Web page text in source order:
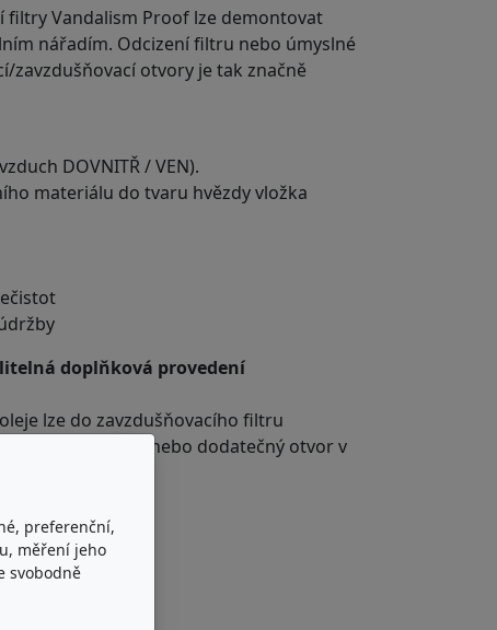
filtry Vandalism Proof lze demontovat
nářadím. Odcizení filtru nebo úmyslné
zavzdušňovací otvory je tak značně
DOVNITŘ / VEN).
materiálu do tvaru hvězdy vložka
doplňková provedení
lze do zavzdušňovacího filtru
měrka nebo dodatečný otvor v
preferenční,
měření jeho
svobodně